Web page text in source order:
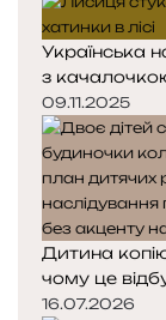
Українська
з
09.11.2025
Дитина
чому це
16.07.2026